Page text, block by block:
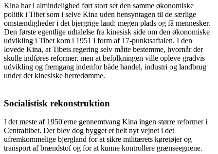
Kina har i almindelighed ført stort set den samme økonomiske
politik i Tibet som i selve Kina uden hensyntagen til de særlige
omstændigheder i det bjergrige land: megen plads og få mennesker.
Den første egentlige udtalelse fra kinesisk side om den økonomiske
udvikling i Tibet kom i 1951 i form af 17-punktsaftalen. I den
lovede Kina, at Tibets regering selv måtte bestemme, hvornår der
skulle indføres reformer, men at befolkningen ville opleve gradvis
udvikling og fremgang indenfor både handel, industri og landbrug
under det kinesiske herredømme.
Socialistisk rekonstruktion
I det meste af 1950'erne gennemtvang Kina ingen større reformer i
Centraltibet. Der blev dog bygget et helt nyt vejnet i det
ufremkommelige bjergland for at sikre militærets køretøjer og
transport af brændstof og for at kunne kontrollere grænseegnene.